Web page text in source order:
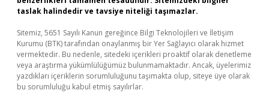
taslak halindedir ve tavsiye niteliği taşımazlar.
Sitemiz, 5651 Sayılı Kanun gereğince Bilgi Teknolojileri ve İletişim
Kurumu (BTK) tarafından onaylanmış bir Yer Sağlayıcı olarak hizmet
vermektedir. Bu nedenle, sitedeki içerikleri proaktif olarak denetleme
veya araştırma yükümlülüğümüz bulunmamaktadır. Ancak, üyelerimiz
yazdıkları içeriklerin sorumluluğunu taşımakta olup, siteye üye olarak
bu sorumluluğu kabul etmiş sayılırlar.